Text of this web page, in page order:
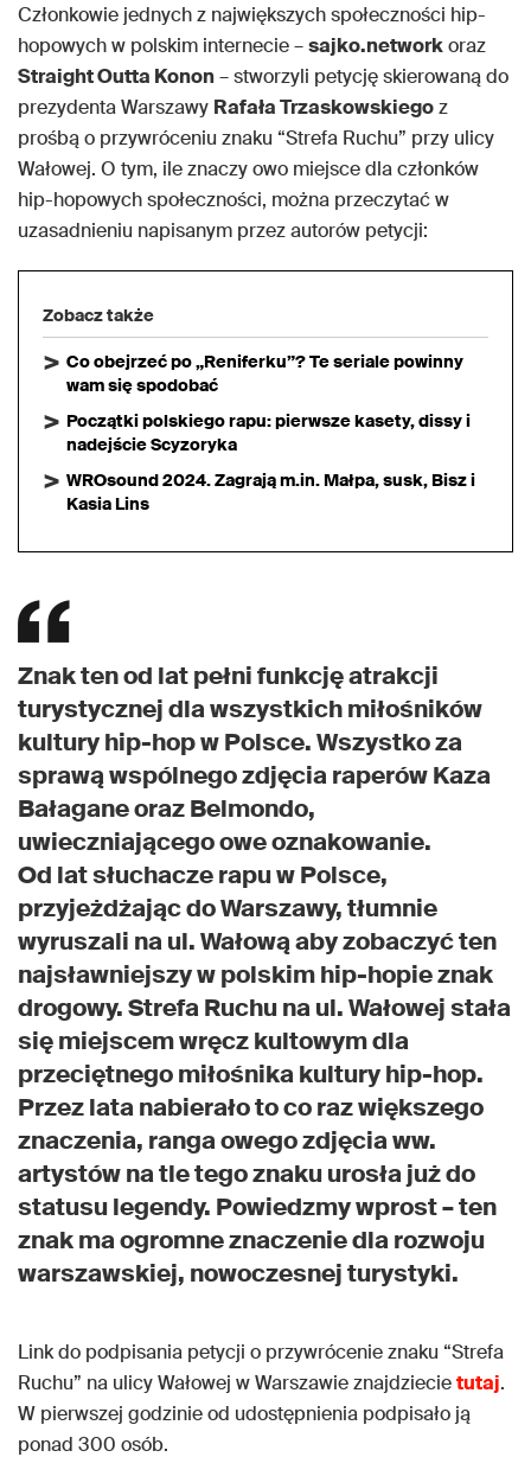
Członkowie jednych z największych społeczności hip-
hopowych w polskim internecie –sajko.networkoraz
Straight Outta Konon– stworzyli petycję skierowaną do
prezydenta Warszawy Rafała Trzaskowskiegoz
prośbą o przywróceniu znaku “Strefa Ruchu” przy ulicy
Wałowej. O tym, ile znaczy owo miejsce dla członków
hip-hopowych społeczności, można przeczytać w
uzasadnieniu napisanym przez autorów petycji:
Zobacz także
Co obejrzeć po „Reniferku”? Te seriale powinny
wam się spodobać
Początki polskiego rapu: pierwsze kasety, dissy i
nadejście Scyzoryka
WROsound 2024. Zagrają m.in. Małpa, susk, Bisz i
Kasia Lins
Znak ten od lat pełni funkcję atrakcji
turystycznej dla wszystkich miłośników
kultury hip-hop w Polsce. Wszystko za
sprawą wspólnego zdjęcia raperów Kaza
Bałagane oraz Belmondo,
uwieczniającego owe oznakowanie.
Od lat słuchacze rapu w Polsce,
przyjeżdżając do Warszawy, tłumnie
wyruszali na ul. Wałową aby zobaczyć ten
najsławniejszy w polskim hip-hopie znak
drogowy. Strefa Ruchu na ul. Wałowej stała
się miejscem wręcz kultowym dla
przeciętnego miłośnika kultury hip-hop.
Przez lata nabierało to co raz większego
znaczenia, ranga owego zdjęcia ww.
artystów na tle tego znaku urosła już do
statusu legendy. Powiedzmy wprost – ten
znak ma ogromne znaczenie dla rozwoju
warszawskiej, nowoczesnej turystyki.
Link do podpisania petycji o przywrócenie znaku “Strefa
Ruchu” na ulicy Wałowej w Warszawie znajdziecietutaj.
W pierwszej godzinie od udostępnienia podpisało ją
ponad 300 osób.